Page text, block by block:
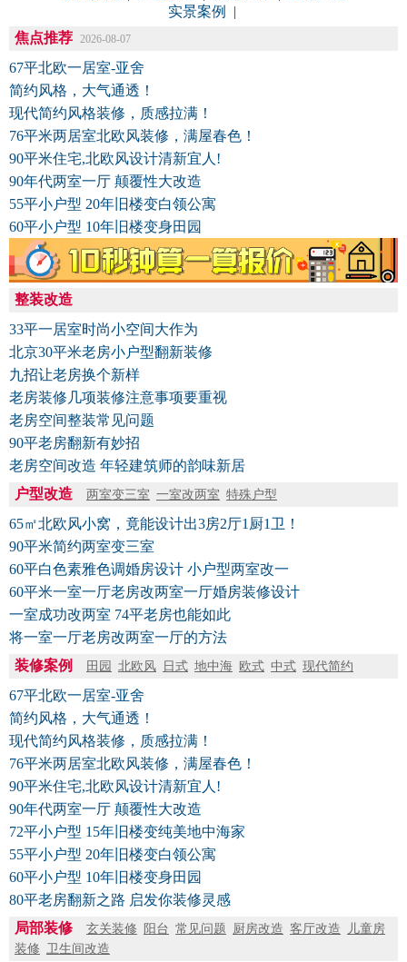
实景案例
|
焦点推荐
2026-08-07
67平北欧一居室-亚舍
简约风格，大气通透！
现代简约风格装修，质感拉满！
76平米两居室北欧风装修，满屋春色！
90平米住宅,北欧风设计清新宜人!
90年代两室一厅 颠覆性大改造
55平小户型 20年旧楼变白领公寓
60平小户型 10年旧楼变身田园
整装改造
33平一居室时尚小空间大作为
北京30平米老房小户型翻新装修
九招让老房换个新样
老房装修几项装修注意事项要重视
老房空间整装常见问题
90平老房翻新有妙招
老房空间改造 年轻建筑师的韵味新居
户型改造
两室变三室 一室改两室 特殊户型
65㎡北欧风小窝，竟能设计出3房2厅1厨1卫！
90平米简约两室变三室
60平白色素雅色调婚房设计 小户型两室改一
60平米一室一厅老房改两室一厅婚房装修设计
一室成功改两室 74平老房也能如此
将一室一厅老房改两室一厅的方法
装修案例
田园 北欧风 日式 地中海 欧式 中式 现代简约
67平北欧一居室-亚舍
简约风格，大气通透！
现代简约风格装修，质感拉满！
76平米两居室北欧风装修，满屋春色！
90平米住宅,北欧风设计清新宜人!
90年代两室一厅 颠覆性大改造
72平小户型 15年旧楼变纯美地中海家
55平小户型 20年旧楼变白领公寓
60平小户型 10年旧楼变身田园
80平老房翻新之路 启发你装修灵感
局部装修
玄关装修 阳台 常见问题 厨房改造 客厅改造
儿童房
装修 卫生间改造